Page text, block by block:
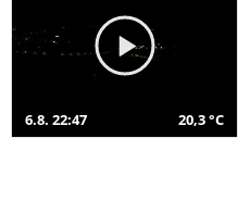
6.8. 22:47 20,3 °C